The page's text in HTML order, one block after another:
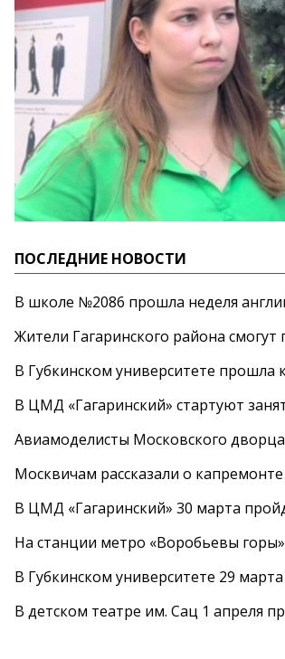
ПОСЛЕДНИЕ НОВОСТИ
В школе №2086 прошла неделя
Жители Гагаринского района
В Губкинском университете прошла
В ЦМД «Гагаринский» стартуют
Авиамоделисты Московского
Москвичам рассказали о
В ЦМД «Гагаринский» 30 марта
На станции метро «Воробьевы
В Губкинском университете 29
В детском театре им. Сац 1 апреля